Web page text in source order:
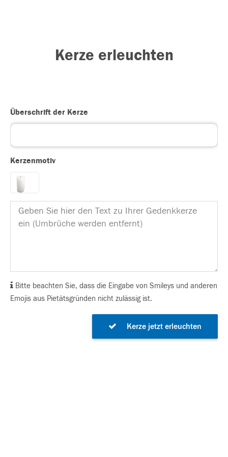
Kerze erleuchten
Überschrift der Kerze
Kerzenmotiv
Bitte beachten Sie, dass die Eingabe von Smileys und anderen
Emojis aus Pietätsgründen nicht zulässig ist.
Kerze jetzt erleuchten